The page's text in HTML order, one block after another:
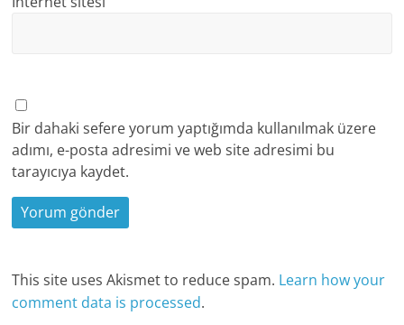
Bir dahaki sefere yorum yaptığımda kullanılmak üzere
adımı, e-posta adresimi ve web site adresimi bu
tarayıcıya kaydet.
This site uses Akismet to reduce spam. Learn how your
comment data is processed.